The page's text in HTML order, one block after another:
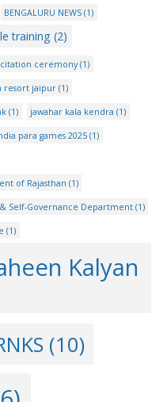
BENGALURU NEWS (1)
training (2)
ceremony(1)
resort jaipur(1)
(1) jawahar kala kendra (1)
para games 2025 (1)
of Rajasthan (1)
Self-Governance Department(1)
(1)
Kalyan
(10)